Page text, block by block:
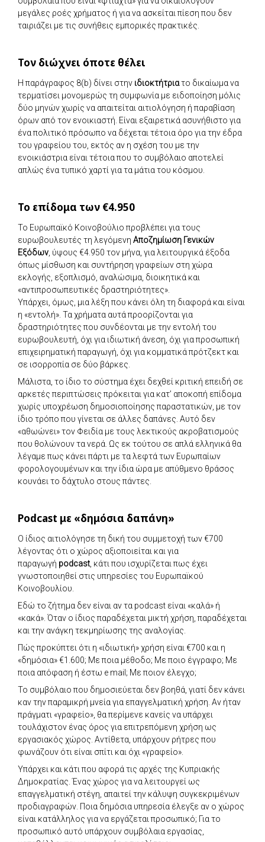
μεγάλες ροές χρήματος ή για να ασκείται πίεση που δεν
ταιριάζει με τις συνήθεις εμπορικές πρακτικές.
Τον διώχνει όποτε θέλει
Η παράγραφος 8(b) δίνει στην ιδιοκτήτριατο δικαίωμα να
τερματίσει μονομερώς τη συμφωνία με ειδοποίηση μόλις
δύο μηνών χωρίς να απαιτείται αιτιολόγηση ή παραβίαση
όρων από τον ενοικιαστή. Είναι εξαιρετικά ασυνήθιστο για
ένα πολιτικό πρόσωπο να δέχεται τέτοια όρο για την έδρα
του γραφείου του, εκτός αν η σχέση του με την
ενοικιάστρια είναι τέτοια που το συμβόλαιο αποτελεί
απλώς ένα τυπικό χαρτί για τα μάτια του κόσμου.
Το επίδομα των €4.950
Το Ευρωπαϊκό Κοινοβούλιο προβλέπει για τους
ευρωβουλευτές τη λεγόμενη Αποζημίωση Γενικών
Εξόδων , ύψους €4.950 τον μήνα, για λειτουργικά έξοδα
όπως μίσθωση και συντήρηση γραφείων στη χώρα
εκλογής, εξοπλισμό, αναλώσιμα, διοικητικά και
«αντιπροσωπευτικές δραστηριότητες».
Υπάρχει, όμως, μια λέξη που κάνει όλη τη διαφορά και είναι
η «εντολή». Τα χρήματα αυτά προορίζονται για
δραστηριότητες που συνδέονται με την εντολή του
ευρωβουλευτή, όχι για ιδιωτική άνεση, όχι για προσωπική
επιχειρηματική παραγωγή, όχι για κομματικά πρότζεκτ και
σε ισορροπία σε δύο βάρκες.
Μάλιστα, το ίδιο το σύστημα έχει δεχθεί κριτική επειδή σε
αρκετές περιπτώσεις πρόκειται για κατ’ αποκοπή επίδομα
χωρίς υποχρέωση δημοσιοποίησης παραστατικών, με τον
ίδιο τρόπο που γίνεται σε άλλες δαπάνες. Αυτό δεν
«αθωώνει» τον Φειδία με τους λεκτικούς ακροβατισμούς
που θολώνουν τα νερά. Ως εκ τούτου σε απλά ελληνικά θα
λέγαμε πως κάνει πάρτι με τα λεφτά των Ευρωπαίων
φορολογουμένων και την ίδια ώρα με απύθμενο θράσος
κουνάει το δάχτυλο στους πάντες.
Podcast με «δημόσια δαπάνη»
Ο ίδιος αιτιολόγησε τη δική του συμμετοχή των €700
λέγοντας ότι ο χώρος αξιοποιείται και για
παραγωγή podcast , κάτι που ισχυρίζεται πως έχει
γνωστοποιηθεί στις υπηρεσίες του Ευρωπαϊκού
Κοινοβουλίου.
Εδώ το ζήτημα δεν είναι αν τα podcast είναι «καλά» ή
«κακά». Όταν ο ίδιος παραδέχεται μικτή χρήση, παραδέχεται
και την ανάγκη τεκμηρίωσης της αναλογίας.
Πώς προκύπτει ότι η «ιδιωτική» χρήση είναι €700 και η
«δημόσια» €1.600; Με ποια μέθοδο; Με ποιο έγγραφο; Με
ποια απόφαση ή έστω e mail; Με ποιον έλεγχο;
Το συμβόλαιο που δημοσιεύεται δεν βοηθά, γιατί δεν κάνει
καν την παραμικρή μνεία για επαγγελματική χρήση. Αν ήταν
πράγματι «γραφείο», θα περίμενε κανείς να υπάρχει
τουλάχιστον ένας όρος για επιτρεπόμενη χρήση ως
εργασιακός χώρος. Αντίθετα, υπάρχουν ρήτρες που
φωνάζουν ότι είναι σπίτι και όχι «γραφείο».
Υπάρχει και κάτι που αφορά τις αρχές της Κυπριακής
Δημοκρατίας. Ένας χώρος για να λειτουργεί ως
επαγγελματική στέγη, απαιτεί την κάλυψη συγκεκριμένων
προδιαγραφών. Ποια δημόσια υπηρεσία έλεγξε αν ο χώρος
είναι κατάλληλος για να εργάζεται προσωπικό; Για το
προσωπικό αυτό υπάρχουν συμβόλαια εργασίας,